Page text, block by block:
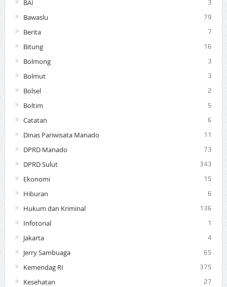
BAI 3
Bawaslu 79
Berita 7
Bitung 16
Bolmong 3
Bolmut 3
Bolsel 2
Boltim 5
Catatan 6
Dinas Pariwisata Manado 11
DPRD Manado 73
DPRD Sulut 343
Ekonomi 15
Hiburan 6
Hukum dan Kriminal 136
Infotorial 1
Jakarta 4
Jerry Sambuaga 65
Kemendag RI 375
Kesehatan 27